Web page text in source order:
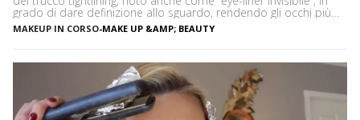
grado di dare definizione allo sguardo, rendendo gli occhi più
espressivi e le ciglia più folte. Ma di cosa si tratta precisamente?
Vediamo insieme cos’è tightlining e come farlo senza rischiare di
MAKEUP IN CORSO-MAKE UP &AMP; BEAUTY